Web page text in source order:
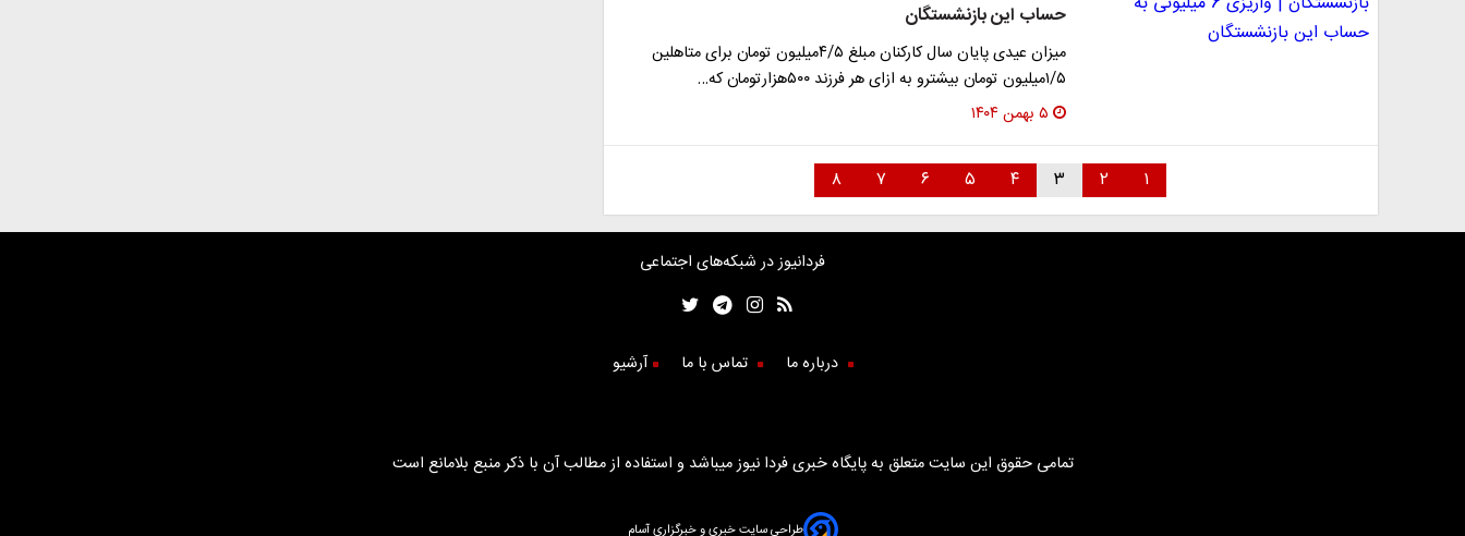
حساب این بازنشستگان
میزان عیدی پایان سال کارکنان مبلغ ۴/۵میلیون تومان برای متاهلین
۱/۵میلیون تومان بیشترو به ازای هر فرزند ۵۰۰هزارتومان که…
۵ بهمن ۱۴۰۴
۱ ۲ ۳ ۴ ۵ ۶ ۷ ۸
فردانیوز در شبکه‌های اجتماعی
درباره ما تماس با ما آرشیو
تمامی حقوق این سایت متعلق به پایگاه خبری فردا نیوز میباشد و استفاده از مطالب آن با ذکر منبع بلامانع است
طراحی سایت خبری و خبرگزاری آسام